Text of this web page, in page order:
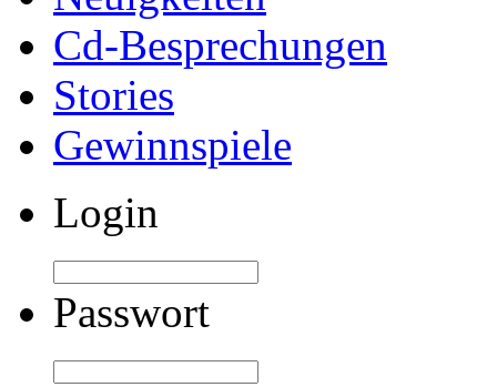
Cd-Besprechungen
Stories
Gewinnspiele
Login
Passwort